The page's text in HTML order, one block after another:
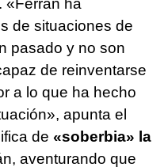
«Ferran ha
de situaciones de
pasado y no son
de reinventarse
a lo que ha hecho
apunta el
de «soberbia» la
aventurando que